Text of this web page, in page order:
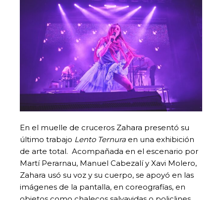
En el muelle de cruceros Zahara presentó su
último trabajo Lento Ternura en una exhibición
de arte total. Acompañada en el escenario por
Martí Perarnau, Manuel Cabezalí y Xavi Molero,
Zahara usó su voz y su cuerpo, se apoyó en las
imágenes de la pantalla, en coreografías, en